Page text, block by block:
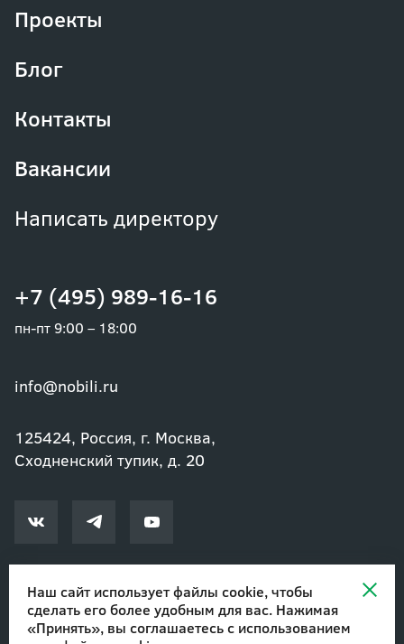
Наш сайт использует файлы cookie, чтобы
сделать его более удобным для вас. Нажимая
«Принять», вы соглашаетесь с использованием
+7 (495) 989-16-16
пн-пт 9:00 – 18:00
info@nobili.ru
125424, Россия, г. Москва,
Сходненский тупик, д. 20
Проекты
Блог
Контакты
Вакансии
Написать директору
© 2002-2026 Озеленение и благоустройство. ООО "Нобили"
Авторские права